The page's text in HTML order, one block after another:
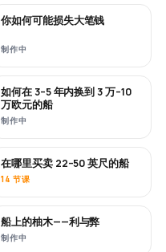
即将推出
你如何可能损失大笔钱
制作中
新内容
如何在 3–5 年内换到 3 万–10
万欧元的船
制作中
即将推出
在哪里买卖 22–50 英尺的船
14 节课
即将推出
船上的柚木——利与弊
制作中